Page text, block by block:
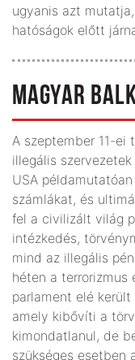
ugyanis azt
hatóságok előtt
MAGYAR
A szeptember 11-ei
illegális
USA
számlákat, és
fel a civilizált világ
intézkedés,
mind az illegális
héten a terrorizmus
parlament elé
amely kibővíti a
kimondatlanul, de
szükséges esetben